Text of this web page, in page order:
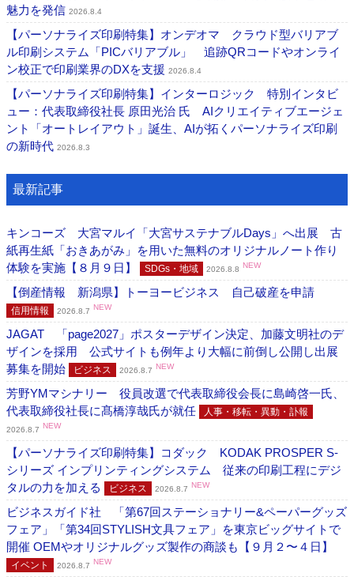
魅力を発信 2026.8.4
【パーソナライズ印刷特集】オンデオマ クラウド型バリアブ
ル印刷システム「PICバリアブル」 追跡QRコードやオンライ
ン校正で印刷業界のDXを支援 2026.8.4
【パーソナライズ印刷特集】インターロジック 特別インタビ
ュー：代表取締役社長 原田光治 氏 AIクリエイティブエージェ
ント「オートレイアウト」誕生、AIが拓くパーソナライズ印刷
の新時代 2026.8.3
最新記事
キンコーズ 大宮マルイ「大宮サステナブルDays」へ出展 古
紙再生紙「おきあがみ」を用いた無料のオリジナルノート作り
体験を実施【８月９日】
SDGs・地域 2026.8.8 NEW
【倒産情報 新潟県】トーヨービジネス 自己破産を申請
信用情報 2026.8.7 NEW
JAGAT 「page2027」ポスターデザイン決定、加藤文明社のデ
ザインを採用 公式サイトも例年より大幅に前倒し公開し出展
募集を開始
ビジネス 2026.8.7 NEW
芳野YMマシナリー 役員改選で代表取締役会長に島崎啓一氏、
代表取締役社長に髙橋淳哉氏が就任
人事・移転・異動・訃報
2026.8.7 NEW
【パーソナライズ印刷特集】コダック KODAK PROSPER S-
シリーズ インプリンティングシステム 従来の印刷工程にデジ
タルの力を加える
ビジネス 2026.8.7 NEW
ビジネスガイド社 「第67回ステーショナリー&ペーパーグッズ
フェア」「第34回STYLISH文具フェア」を東京ビッグサイトで
開催 OEMやオリジナルグッズ製作の商談も【９月２〜４日】
イベント 2026.8.7 NEW